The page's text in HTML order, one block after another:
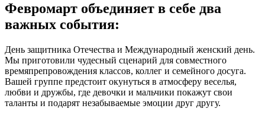
Февромарт объединяет в себе два
важных события:
День защитника Отечества и Международный женский день.
Мы приготовили чудесный сценарий для совместного
времяпрепровождения классов, коллег и семейного досуга.
Вашей группе предстоит окунуться в атмосферу веселья,
любви и дружбы, где девочки и мальчики покажут свои
таланты и подарят незабываемые эмоции друг другу.